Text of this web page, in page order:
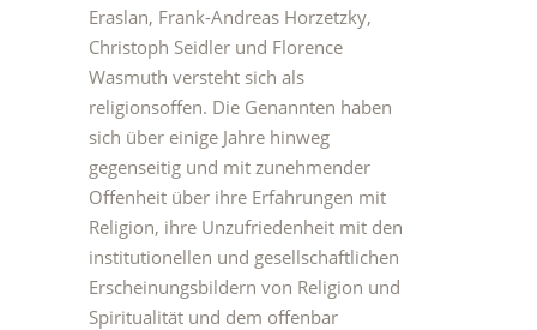
Eraslan, Frank-Andreas Horzetzky,
Christoph Seidler und Florence
Wasmuth versteht sich als
religionsoffen. Die Genannten haben
sich über einige Jahre hinweg
gegenseitig und mit zunehmender
Offenheit über ihre Erfahrungen mit
Religion, ihre Unzufriedenheit mit den
institutionellen und gesellschaftlichen
Erscheinungsbildern von Religion und
Spiritualität und dem offenbar